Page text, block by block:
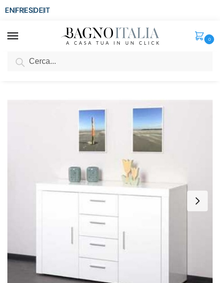
ENFRESDEIT
0
SCONTO del 3%